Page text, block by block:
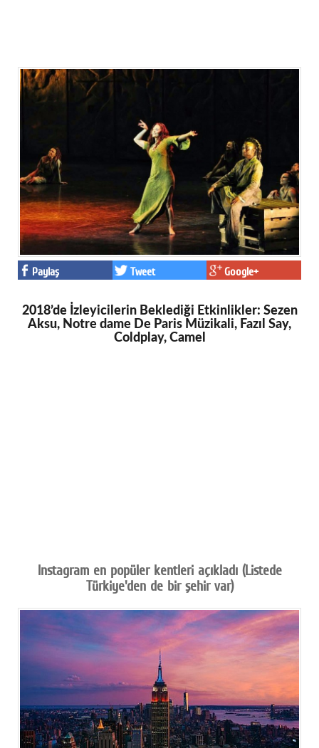
Paylaş Tweet Google+
2018’de İzleyicilerin Beklediği Etkinlikler: Sezen
Aksu, Notre dame De Paris Müzikali, Fazıl Say,
Coldplay, Camel
Instagram en popüler kentleri açıkladı (Listede
Türkiye'den de bir şehir var)